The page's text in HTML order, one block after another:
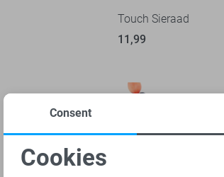
Touch Sieraad
11,99
Noodzakelijke cookies
Consent
Cookies